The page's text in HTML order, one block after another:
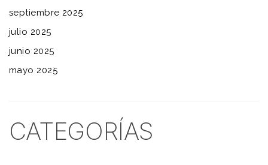
septiembre 2025
julio 2025
junio 2025
mayo 2025
CATEGORÍAS